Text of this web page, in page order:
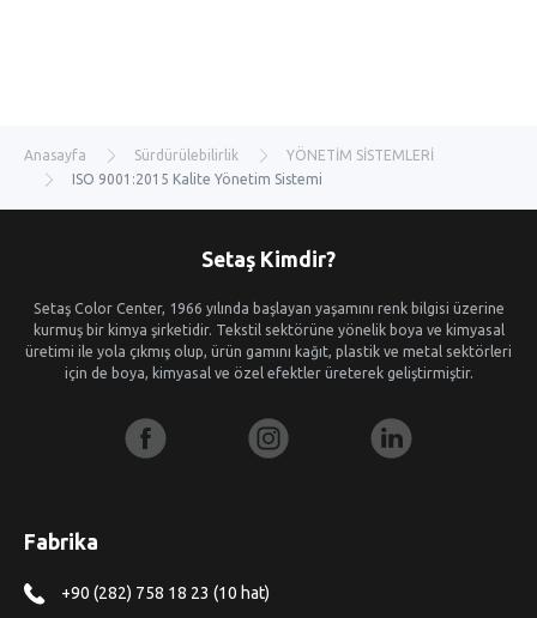
Anasayfa Sürdürülebilirlik
YÖNETİM SİSTEMLERİ
ISO 9001:2015 Kalite Yönetim Sistemi
Setaş Kimdir?
Setaş Color Center, 1966 yılında başlayan yaşamını renk bilgisi üzerine
kurmuş bir kimya şirketidir. Tekstil sektörüne yönelik boya ve kimyasal
üretimi ile yola çıkmış olup, ürün gamını kağıt, plastik ve metal sektörleri
için de boya, kimyasal ve özel efektler üreterek geliştirmiştir.
Fabrika
+90 (282) 758 18 23 (10 hat)